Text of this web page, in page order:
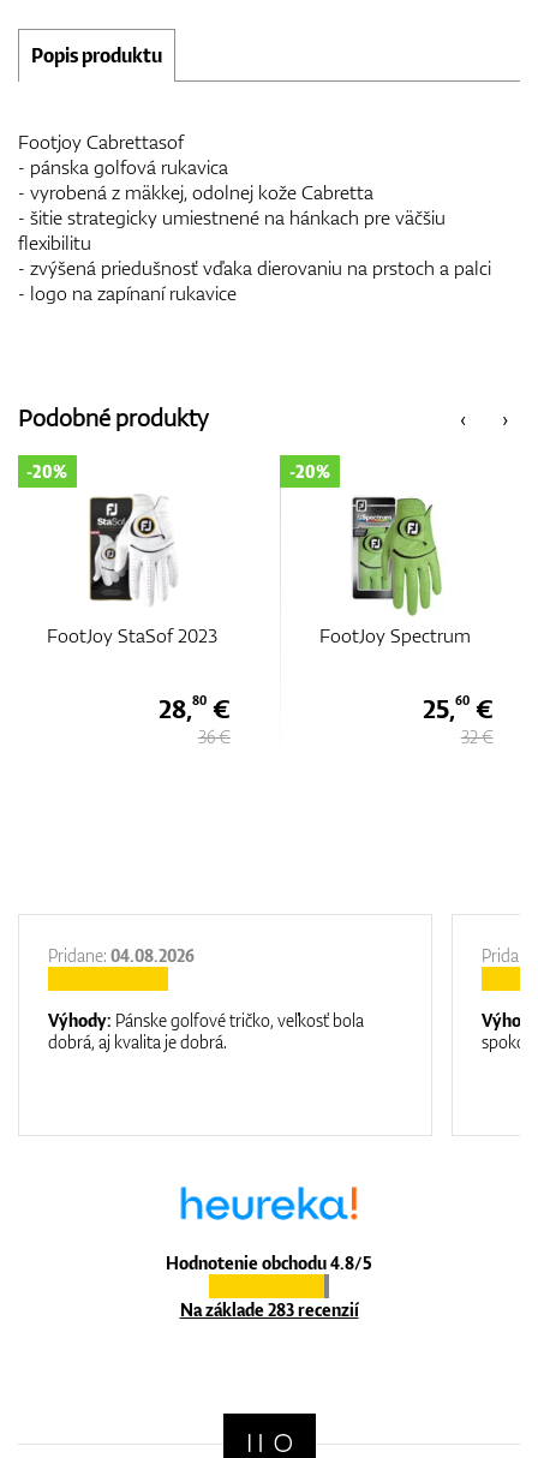
Popis produktu
Footjoy Cabrettasof
- pánska golfová rukavica
- vyrobená z mäkkej, odolnej kože Cabretta
- šitie strategicky umiestnené na hánkach pre väčšiu
flexibilitu
- zvýšená priedušnosť vďaka dierovaniu na prstoch a palci
- logo na zapínaní rukavice
‹
Podobné produkty ›
FootJoy Spectrum
25,
FootJoy Spectrum
25,
Hodnotenie obchodu 4.8/5
Na základe 283 recenzií
Pridane: 04.08.2026
Výhody: Pánske golfové tričko, veľkosť bola
dobrá, aj kvalita je dobrá.